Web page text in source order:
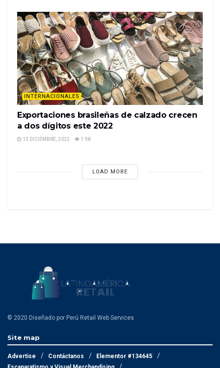
INTERNACIONALES
Exportaciones brasileñas de calzado crecen
a dos dígitos este 2022
13 DICIEMBRE, 2022 1.9K
LOAD MORE
© 2020 Diseñado por Perú Retail Web Services
Site map
Advertise Contáctanos
Elementor #134645